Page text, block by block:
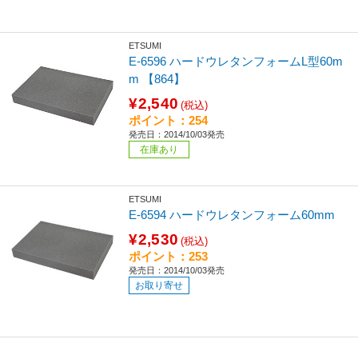
ETSUMI
E-6596 ハードウレタンフォームL型60m
m 【864】
¥2,540 (税込)
ポイント：254
発売日：2014/10/03発売
在庫あり
ETSUMI
E-6594 ハードウレタンフォーム60mm
¥2,530 (税込)
ポイント：253
発売日：2014/10/03発売
お取り寄せ